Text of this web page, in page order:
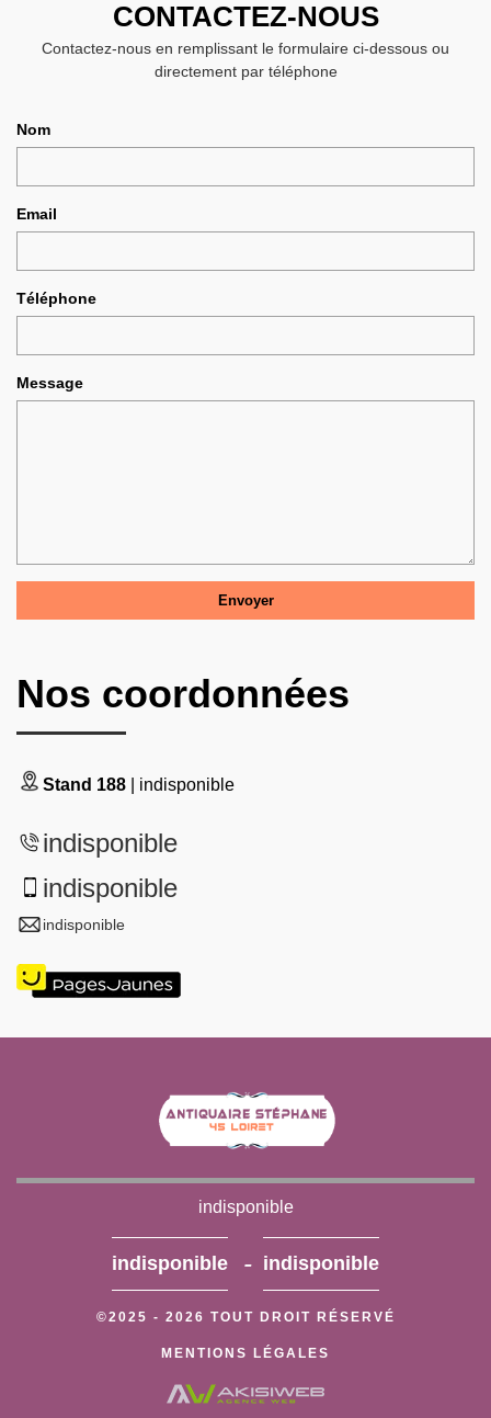
CONTACTEZ-NOUS
Contactez-nous en remplissant le formulaire ci-dessous ou
directement par téléphone
Nom
Email
Téléphone
Message
Nos coordonnées
Stand 188 | indisponible
indisponible
indisponible
indisponible
indisponible
indisponible - indisponible
©2025 - 2026 TOUT DROIT RÉSERVÉ
MENTIONS LÉGALES